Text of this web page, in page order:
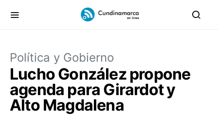
Política y Gobierno
Lucho González propone
agenda para Girardot y
Alto Magdalena